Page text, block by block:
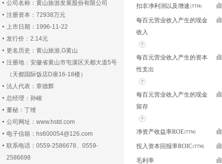
公司名称：黄山旅游发展股份有限公司
注册资本：72938万元
上市日期：1996-11-22
发行价：2.14元
更名历史：黄山旅游,G黄山
注册地：安徽省黄山市屯溪区天都大道5号
（天都国际饭店D座16-18楼）
法人代表：章德辉
总经理：孙峻
董秘：丁维
公司网址：www.hstd.com
电子信箱：hs600054@126.com
联系电话：0559-2586678、0559-
2586698
扣非净利润以及增速
每百元营业收入产生的现金
收入
每百元营业收入产生的资本
性支出
每百元营业收入产生的现金
留存
净资产收益率ROE
投入资本回报率ROIC
毛利率